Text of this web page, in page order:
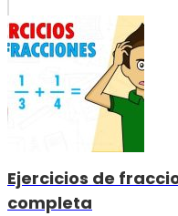
Ejercicios de
completa